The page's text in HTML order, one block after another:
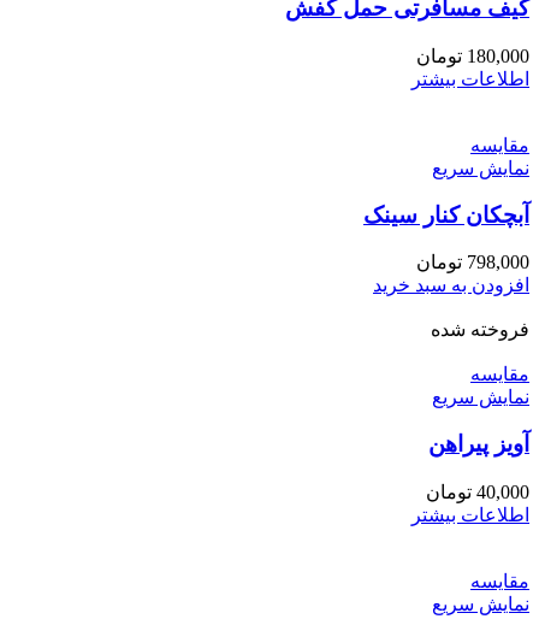
کیف مسافرتی حمل کفش
180,000 تومان
اطلاعات بیشتر
مقايسه
نمایش سریع
آبچکان کنار سینک
798,000 تومان
افزودن به سبد خرید
فروخته شده
مقايسه
نمایش سریع
آویز پیراهن
40,000 تومان
اطلاعات بیشتر
مقايسه
نمایش سریع